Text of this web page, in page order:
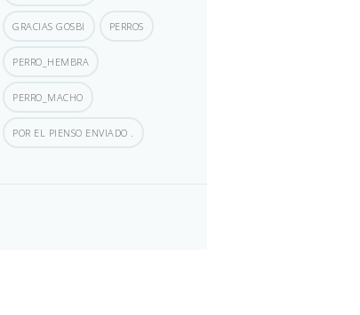
GRACIAS GOSBI PERROS
PERRO_HEMBRA
PERRO_MACHO
POR EL PIENSO ENVIADO .